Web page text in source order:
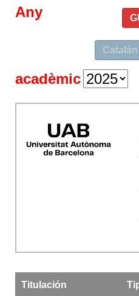
Catalán
Any
acadèmic
Titulación